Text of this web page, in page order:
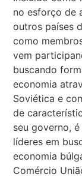
no esforço de
outros países
como
vem
buscando
economia
Soviética e
de
seu governo,
líderes em
economia
Comércio